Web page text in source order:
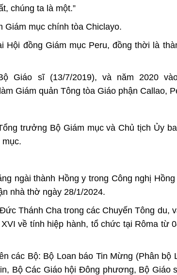
chúng ta là một.”
Giám mục chính tòa Chiclayo.
đồng Giám mục Peru, đồng thời là
Giáo sĩ (13/7/2019), và năm 2020
Giám quản Tông tòa Giáo phận Callao,
trưởng Bộ Giám mục và Chủ tịch Ủy
ngài thành Hồng y trong Công nghị
nhà thờ ngày 28/1/2024.
Thánh Cha trong các Chuyến Tông du,
về tính hiệp hành, tổ chức tại Rôma từ
các Bộ: Bộ Loan báo Tin Mừng (Phân bộ
Bộ Các Giáo hội Đông phương, Bộ Giáo